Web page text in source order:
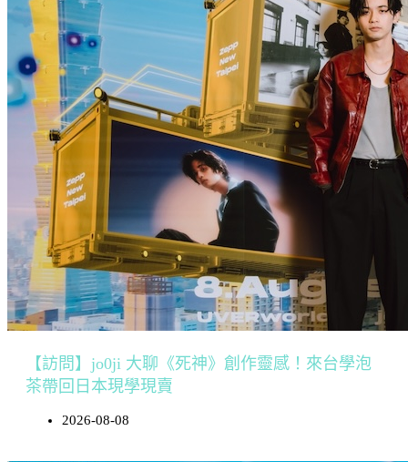
【訪問】jo0ji 大聊《死神》創作靈感！來台學泡
茶帶回日本現學現賣
2026-08-08